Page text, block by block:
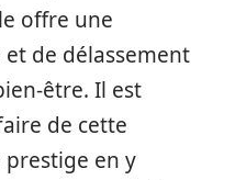
offre une
de délassement
être. Il est
de cette
en y